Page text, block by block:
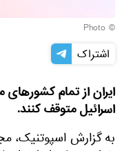
© Photo
اشتراک
ایران از تمام
اسرائیل متوقف کنند.
به گزارش اسپوتنیک،